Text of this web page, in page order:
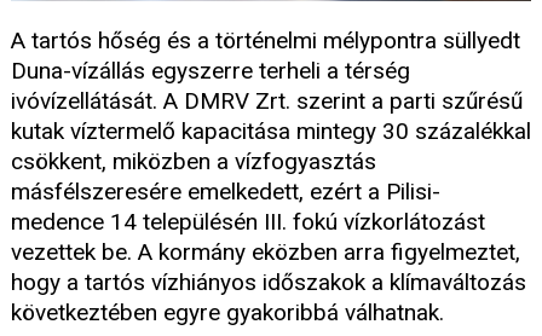
A tartós hőség és a történelmi mélypontra süllyedt
Duna-vízállás egyszerre terheli a térség
ivóvízellátását. A DMRV Zrt. szerint a parti szűrésű
kutak víztermelő kapacitása mintegy 30 százalékkal
csökkent, miközben a vízfogyasztás
másfélszeresére emelkedett, ezért a Pilisi-
medence 14 településén III. fokú vízkorlátozást
vezettek be. A kormány eközben arra figyelmeztet,
hogy a tartós vízhiányos időszakok a klímaváltozás
következtében egyre gyakoribbá válhatnak.